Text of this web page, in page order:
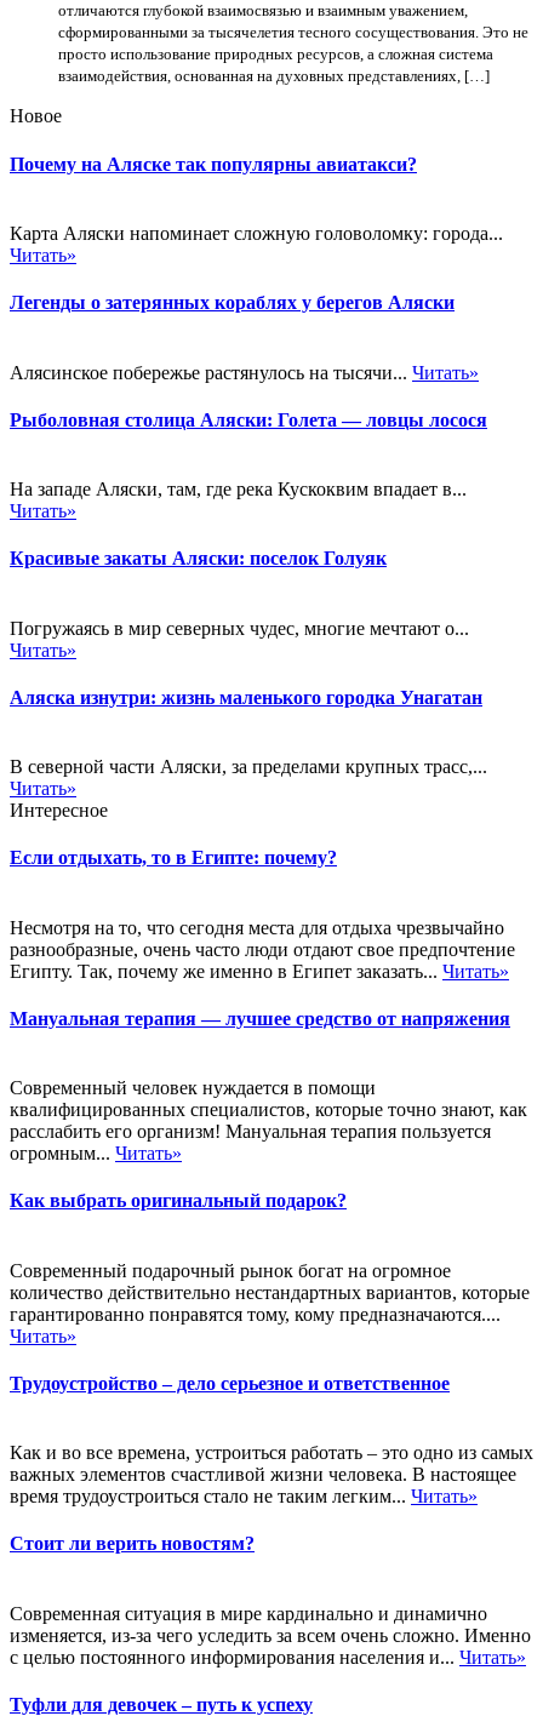
отличаются глубокой взаимосвязью и взаимным уважением,
сформированными за тысячелетия тесного сосуществования. Это не
просто использование природных ресурсов, а сложная система
взаимодействия, основанная на духовных представлениях, […]
Новое
Почему на Аляске так популярны авиатакси?
Карта Аляски напоминает сложную головоломку: города...
Читать»
Легенды о затерянных кораблях у берегов Аляски
Алясинское побережье растянулось на тысячи... Читать»
Рыболовная столица Аляски: Голета — ловцы лосося
На западе Аляски, там, где река Кускоквим впадает в...
Читать»
Красивые закаты Аляски: поселок Голуяк
Погружаясь в мир северных чудес, многие мечтают о...
Читать»
Аляска изнутри: жизнь маленького городка Унагатан
В северной части Аляски, за пределами крупных трасс,...
Читать»
Интересное
Если отдыхать, то в Египте: почему?
Несмотря на то, что сегодня места для отдыха чрезвычайно
разнообразные, очень часто люди отдают свое предпочтение
Египту. Так, почему же именно в Египет заказать... Читать»
Мануальная терапия — лучшее средство от напряжения
Современный человек нуждается в помощи
квалифицированных специалистов, которые точно знают, как
расслабить его организм! Мануальная терапия пользуется
огромным... Читать»
Как выбрать оригинальный подарок?
Современный подарочный рынок богат на огромное
количество действительно нестандартных вариантов, которые
гарантированно понравятся тому, кому предназначаются....
Читать»
Трудоустройство – дело серьезное и ответственное
Как и во все времена, устроиться работать – это одно из самых
важных элементов счастливой жизни человека. В настоящее
время трудоустроиться стало не таким легким... Читать»
Стоит ли верить новостям?
Современная ситуация в мире кардинально и динамично
изменяется, из-за чего уследить за всем очень сложно. Именно
с целью постоянного информирования населения и... Читать»
Туфли для девочек – путь к успеху